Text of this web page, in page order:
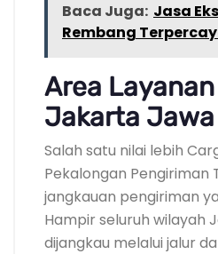
Baca Juga: Jasa
Rembang
Area
Jakarta Jawa
Salah satu nilai lebih
Pekalongan Pengiriman
jangkauan pengiriman
Hampir seluruh wilayah
dijangkau melalui jalur